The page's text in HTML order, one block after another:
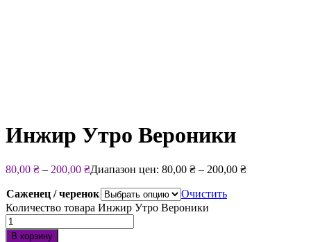
Инжир Утро Вероники
80,00 ₴ – 200,00 ₴Диапазон цен: 80,00 ₴ – 200,00 ₴
Саженец / черенок
Очистить
Количество товара Инжир Утро Вероники
В корзину